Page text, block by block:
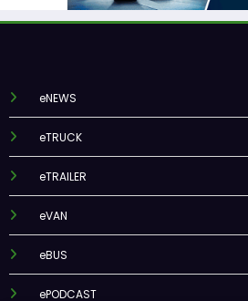
eNEWS
eTRUCK
eTRAILER
eVAN
eBUS
ePODCAST